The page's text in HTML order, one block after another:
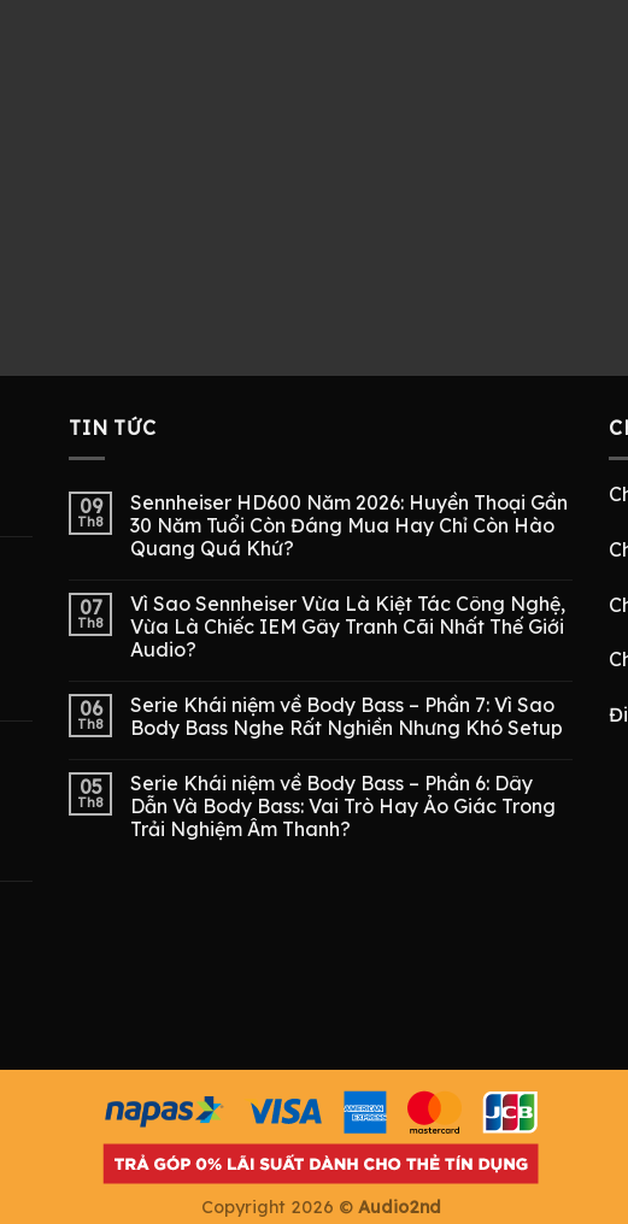
TIN TỨC
09
Th8
Sennheiser HD600 Năm 2026: Huyền Thoại Gần
30 Năm Tuổi Còn Đáng Mua Hay Chỉ Còn Hào
Quang Quá Khứ?
07
Th8
Vì Sao Sennheiser Vừa Là Kiệt Tác Công Nghệ,
Vừa Là Chiếc IEM Gây Tranh Cãi Nhất Thế Giới
Audio?
06
Th8
Serie Khái niệm về Body Bass – Phần 7: Vì Sao
Body Bass Nghe Rất Nghiền Nhưng Khó Setup
05
Th8
Serie Khái niệm về Body Bass – Phần 6: Dây
Dẫn Và Body Bass: Vai Trò Hay Ảo Giác Trong
Trải Nghiệm Âm Thanh?
Copyright 2026 © Audio2nd